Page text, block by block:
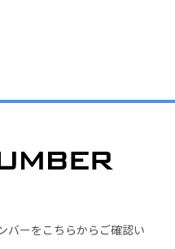
バーをこちらからご確認い